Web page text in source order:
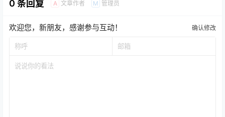
0 条回复 A 文章作者 M 管理员
欢迎您，新朋友，感谢参与互动！ 确认修改